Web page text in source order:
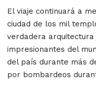
El viaje continuará a
ciudad de los mil
verdadera arquitectura
impresionantes del
del país durante más
por bombardeos